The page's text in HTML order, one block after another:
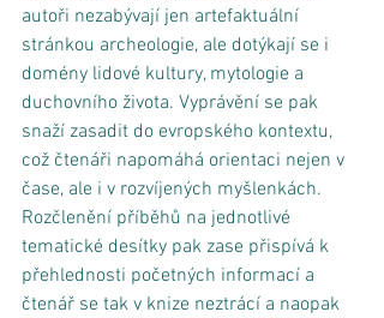
autoři nezabývají jen artefaktuální
stránkou archeologie, ale dotýkají se i
domény lidové kultury, mytologie a
duchovního života. Vyprávění se pak
snaží zasadit do evropského kontextu,
což čtenáři napomáhá orientaci nejen v
čase, ale i v rozvíjených myšlenkách.
Rozčlenění příběhů na jednotlivé
tematické desítky pak zase přispívá k
přehlednosti početných informací a
čtenář se tak v knize neztrácí a naopak